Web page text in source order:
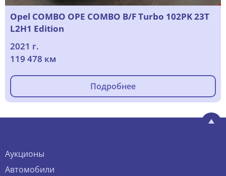
Opel COMBO OPE COMBO B/F Turbo 102PK 23T
L2H1 Edition
2021 г.
119 478 км
Подробнее
Аукционы
Автомобили